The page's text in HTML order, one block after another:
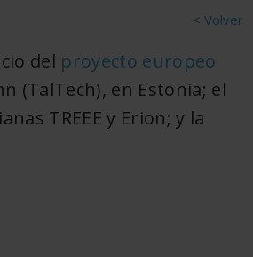
< Volver
del proyecto europeo
(TalTech), en Estonia; el
TREEE y Erion; y la